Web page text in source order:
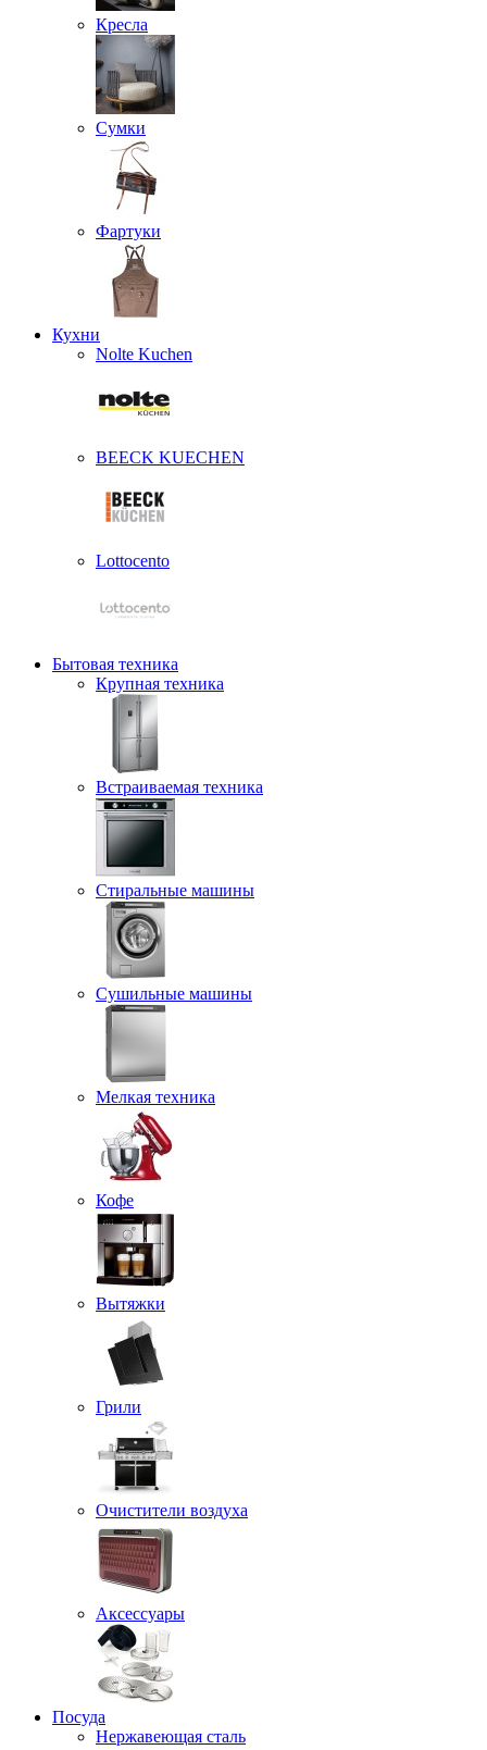
Кресла
Сумки
Фартуки
Кухни
Nolte Kuchen
BEECK KUECHEN
Lottocento
Бытовая техника
Крупная техника
Встраиваемая техника
Стиральные машины
Сушильные машины
Мелкая техника
Кофе
Вытяжки
Грили
Очистители воздуха
Аксессуары
Посуда
Нержавеющая сталь